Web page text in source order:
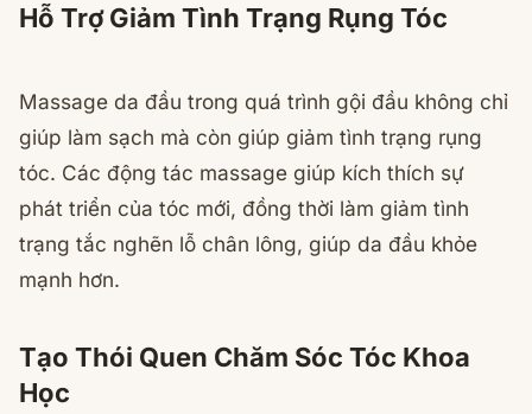
Hỗ Trợ Giảm Tình Trạng Rụng Tóc
Massage da đầu trong quá trình gội đầu không chỉ
giúp làm sạch mà còn giúp giảm tình trạng rụng
tóc. Các động tác massage giúp kích thích sự
phát triển của tóc mới, đồng thời làm giảm tình
trạng tắc nghẽn lỗ chân lông, giúp da đầu khỏe
mạnh hơn.
Tạo Thói Quen Chăm Sóc Tóc Khoa
Học